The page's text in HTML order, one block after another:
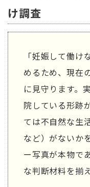
け調査
「妊娠して働
めるため、現在
に見守ります。
院している形跡
ては不自然な生
など）がないか
ー写真が本物で
な判断材料を揃